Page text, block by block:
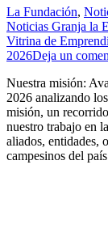
La Fundación,
Noticias Granja la
Vitrina de
2026Deja un
Nuestra misión:
2026 analizando
misión, un
nuestro trabajo en
aliados, entidades,
campesinos del